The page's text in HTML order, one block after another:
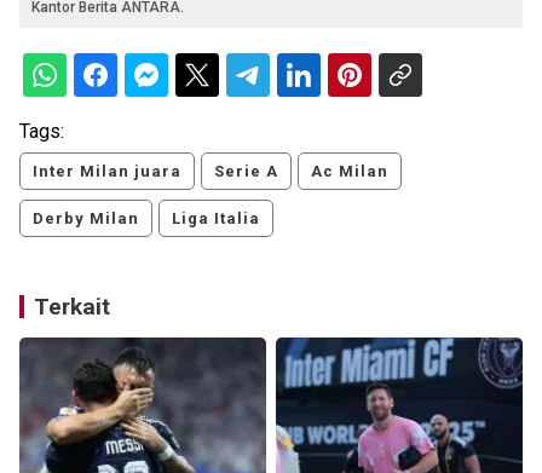
Kantor Berita ANTARA.
Tags:
Inter Milan juara Serie A Ac Milan
Derby Milan Liga Italia
Terkait